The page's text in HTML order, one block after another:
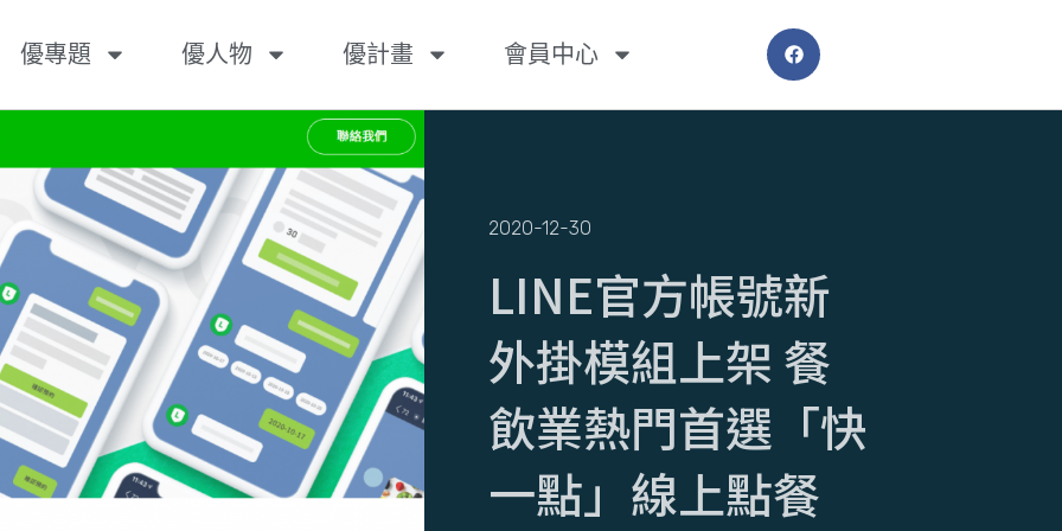
優專題 優人物 優計畫 會員中心
2020-12-30
LINE官方帳號新
外掛模組上架 餐
飲業熱門首選「快
一點」線上點餐